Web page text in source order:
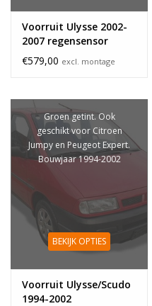
Voorruit Ulysse 2002-
2007 regensensor
€579,00 excl. montage
Groen getint. Ook
geschikt voor Citroen
Jumpy en Peugeot Expert.
Bouwjaar 1994-2002
BEKIJK OPTIES
Voorruit Ulysse/Scudo
1994-2002